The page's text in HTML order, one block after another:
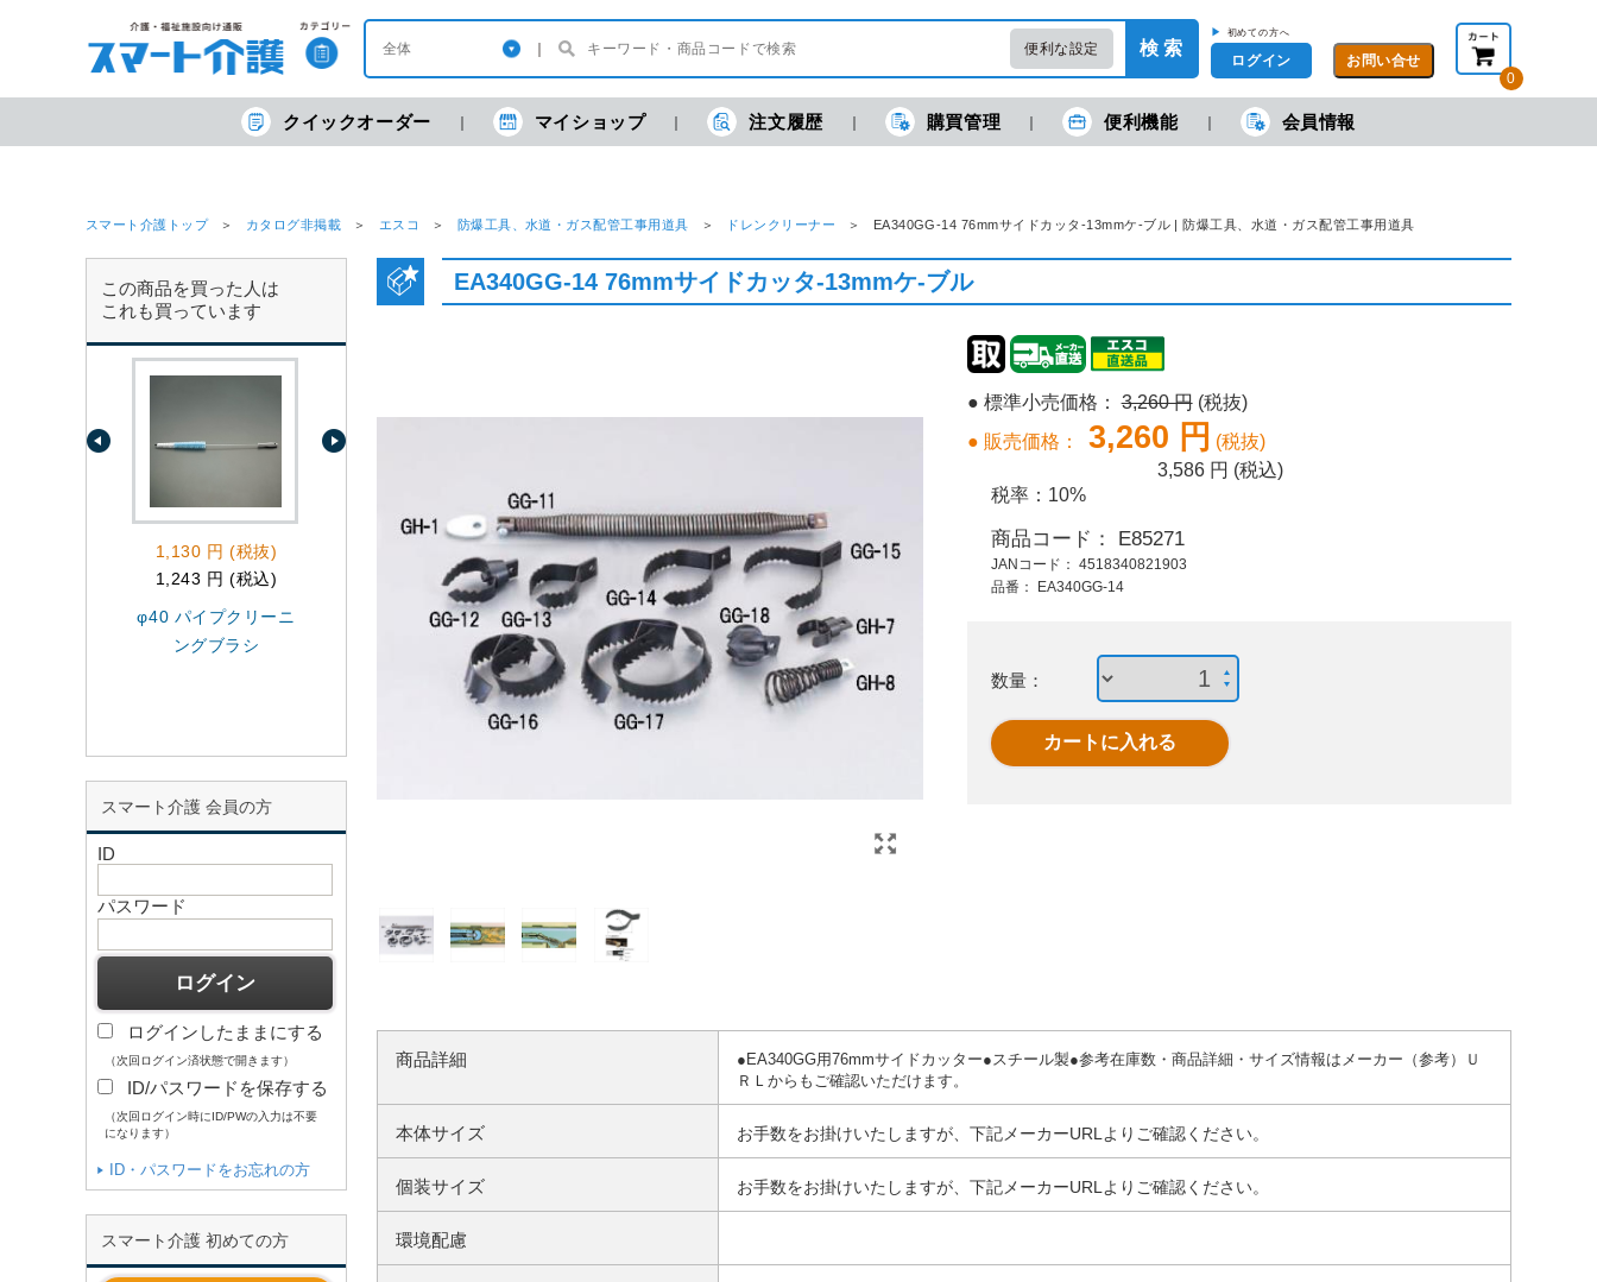
便利な設定 検 索
▶ 初めての方へ
ログイン
0
現在の金額合計： 円 (税抜) 円(税込)
クイックオーダー マイショップ 注文履歴 購買管理 便利機能 会員情報
スマート介護トップ カタログ非掲載 エスコ 防爆工具、水道・ガス配管工事用道具 ドレンクリーナー EA340GG-14 76mmサイドカッタ-13mmケ-ブル | 防爆工具、水道・ガス配管工事用道具
この商品を買った人は
これも買っています
1,130 円 (税抜)
1,243 円 (税込)
φ40 パイプクリーニ
ングブラシ
103,400 円 (税込)
EA340RA-10
EA340RA用
10mmx10.7mケ-ブル
20,000 円 (税抜)
22,000 円 (税込)
EA340RE-20 120cm
ドレンクリ-ナ-(兼用
式)
19,500 円 (税抜)
76mm水圧式排水管
5,540 円 (税抜)
6,094 円 (税込)
(13mmケ-ブル用)
スマート介護 会員の方
ID
パスワード
ログインしたままにする
（次回ログイン済状態で開きます）
ID/パスワードを保存する
（次回ログイン時にID/PWの入力は不要
になります）
ID・パスワードをお忘れの方
スマート介護 初めての方
EA340GG-14 76mmサイドカッタ-13mmケ-ブル
● 標準小売価格：3,260 円 (税抜)
● 販売価格：
3,260 円 (税抜)
3,586 円 (税込)
税率： 10%
商品コード： E85271
JANコード： 4518340821903
品番：
EA340GG-14
数量：
商品詳細
●EA340GG用76mmサイドカッター●スチール製●参考在庫数・商品詳細・サイズ情報はメーカー（参考）Ｕ
ＲＬからもご確認いただけます。
本体サイズ お手数をお掛けいたしますが、下記メーカーURLよりご確認ください。
個装サイズ お手数をお掛けいたしますが、下記メーカーURLよりご確認ください。
環境配慮